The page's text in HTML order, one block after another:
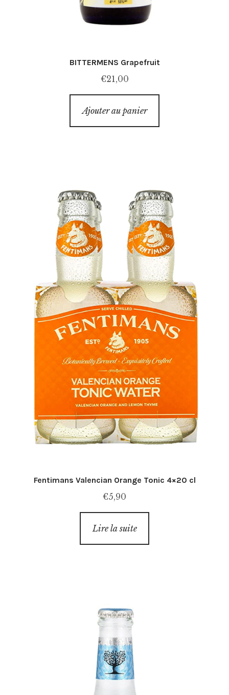
BITTERMENS Grapefruit
€21,00
Ajouter au panier
Fentimans Valencian Orange Tonic 4×20 cl
€5,90
Lire la suite